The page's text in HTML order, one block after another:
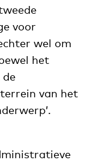
voor
wel om
het
van het